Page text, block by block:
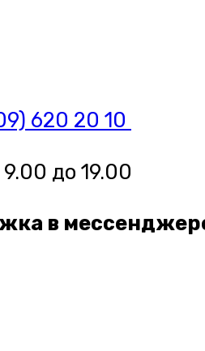
620 20 10
до 19.00
в